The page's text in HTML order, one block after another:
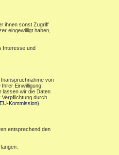
ihnen sonst Zugriff
eingewilligt haben,
Interesse und
von
Einwilligung,
lassen wir die Daten
durch
Kommission).
entsprechend den